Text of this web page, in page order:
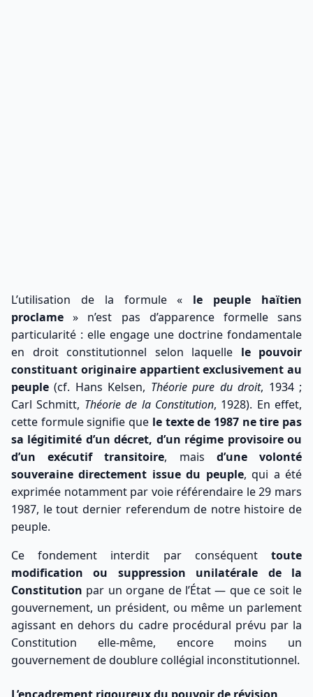
L’utilisation de la formule « le peuple haïtien
proclame » n’est pas d’apparence formelle sans
particularité : elle engage une doctrine fondamentale
en droit constitutionnel selon laquelle le pouvoir
constituant originaire appartient exclusivement au
peuple (cf. Hans Kelsen, Théorie pure du droit, 1934 ;
Carl Schmitt, Théorie de la Constitution, 1928). En effet,
cette formule signifie que le texte de 1987 ne tire pas
sa légitimité d’un décret, d’un régime provisoire ou
d’un exécutif transitoire, mais d’une volonté
souveraine directement issue du peuple, qui a été
exprimée notamment par voie référendaire le 29 mars
1987, le tout dernier referendum de notre histoire de
peuple.
Ce fondement interdit par conséquent toute
modification ou suppression unilatérale de la
Constitution par un organe de l’État — que ce soit le
gouvernement, un président, ou même un parlement
agissant en dehors du cadre procédural prévu par la
Constitution elle-même, encore moins un
gouvernement de doublure collégial inconstitutionnel.